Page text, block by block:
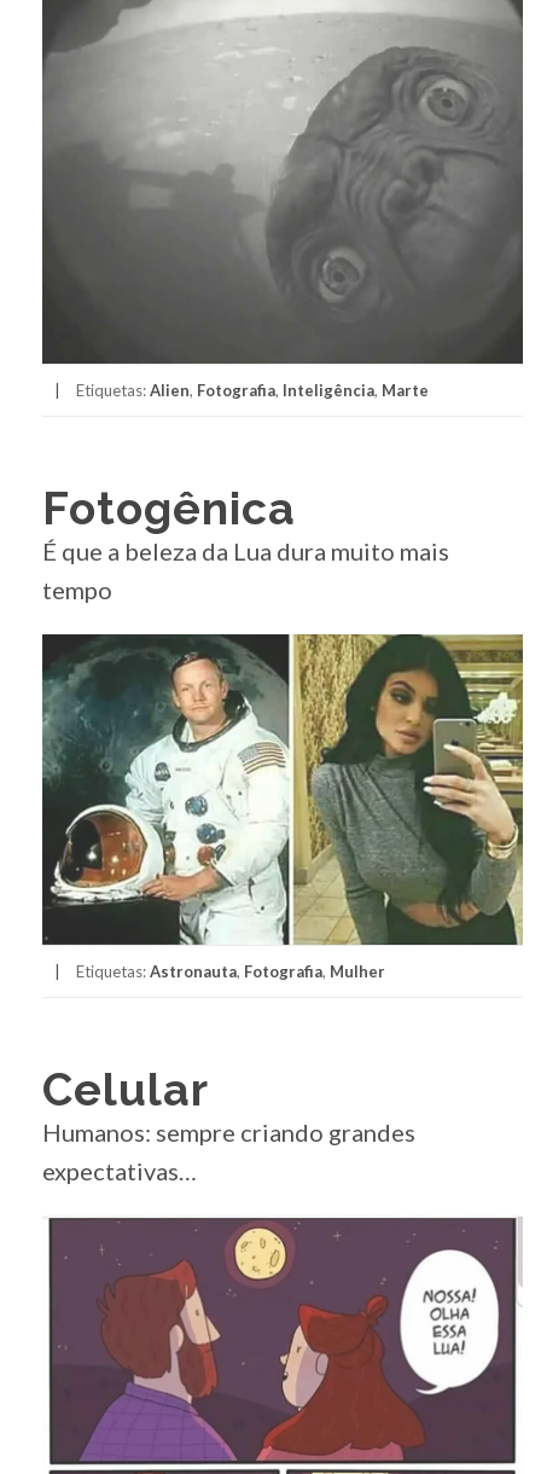
Etiquetas:Alien, Fotografia, Inteligência, Marte
Fotogênica
É que a beleza da Lua dura muito mais
tempo
Etiquetas:Astronauta, Fotografia, Mulher
Celular
Humanos: sempre criando grandes
expectativas…